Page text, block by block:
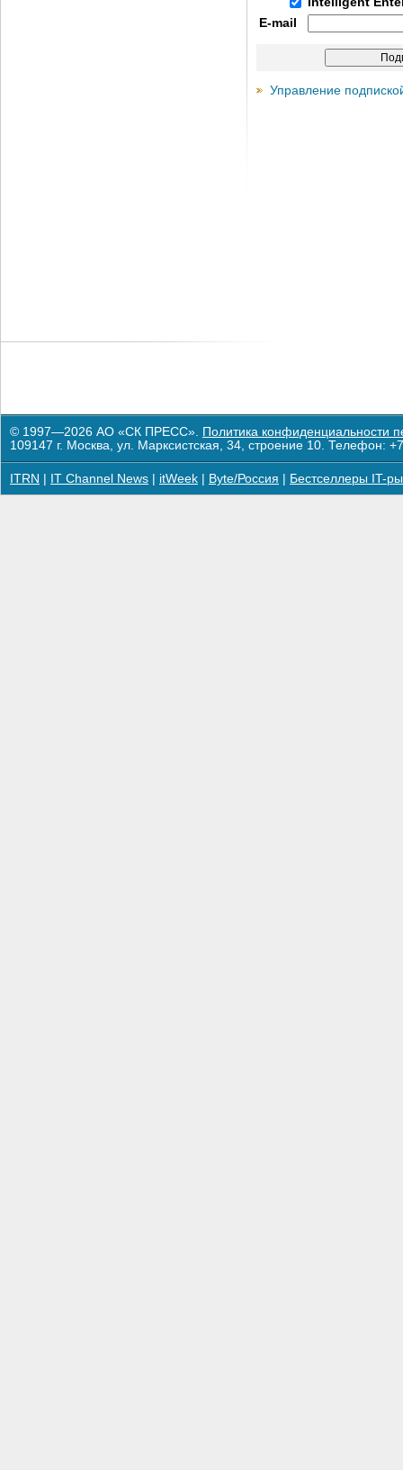
E-mail
Управление
© 1997—2026 АО «СК ПРЕСС». Политика конфиденциальности
109147 г. Москва, ул. Марксистская, 34, строение 10. Телефон:
ITRN IT Channel News itWeek Byte/Россия Бестселлеры IT-